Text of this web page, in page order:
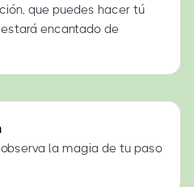
que puedes hacer tú
encantado de
la magia de tu paso